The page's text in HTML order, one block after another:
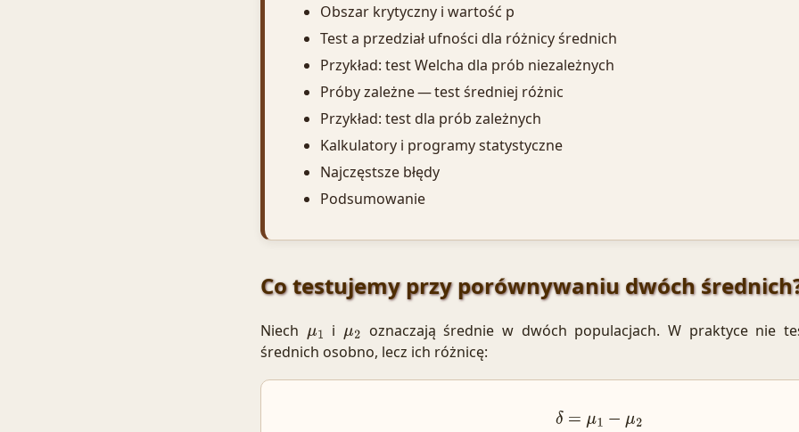
Obszar krytyczny i wartość p
Test a przedział ufności dla różnicy średnich
Przykład: test Welcha dla prób niezależnych
Próby zależne — test średniej różnic
Przykład: test dla prób zależnych
Kalkulatory i programy statystyczne
Najczęstsze błędy
Podsumowanie
Co testujemy przy porównywaniu dwóch
Niech μ1 i μ2 oznaczają średnie w dwóch populacjach. W praktyce nie
średnich osobno, lecz ich różnicę:
δ= μ1 −μ 2